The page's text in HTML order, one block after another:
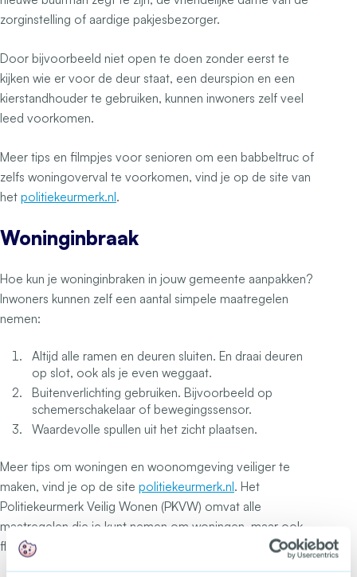
zorginstelling of aardige pakjesbezorger.
Door bijvoorbeeld niet open te doen zonder eerst te
kijken wie er voor de deur staat, een deurspion en een
kierstandhouder te gebruiken, kunnen inwoners zelf veel
leed voorkomen.
Meer tips en filmpjes voor senioren om een babbeltruc of
zelfs woningoverval te voorkomen, vind je op de site van
het politiekeurmerk.nl.
Woninginbraak
Hoe kun je woninginbraken in jouw gemeente aanpakken?
Inwoners kunnen zelf een aantal simpele maatregelen
nemen:
Altijd alle ramen en deuren sluiten. En draai deuren
op slot, ook als je even weggaat.
Buitenverlichting gebruiken. Bijvoorbeeld op
schemerschakelaar of bewegingssensor.
Waardevolle spullen uit het zicht plaatsen.
Meer tips om woningen en woonomgeving veiliger te
maken, vind je op de site politiekeurmerk.nl. Het
Politiekeurmerk Veilig Wonen (PKVW) omvat alle
maatregelen die je kunt nemen om woningen, maar ook
flatgebouwen en wijken veiliger te maken.